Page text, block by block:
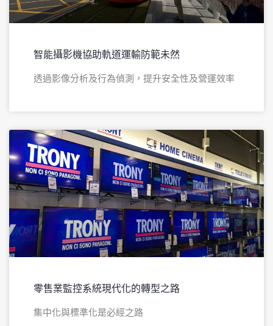
智能攝影機協助軌道運輸防範未然
透過影像分析及行為偵測，提升安全性及營運效率
零售業監控系統現代化的轉型之路
集中化與標準化是必經之路